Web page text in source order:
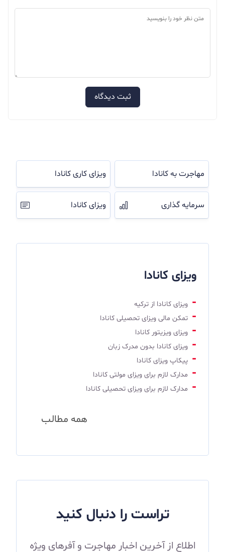
مهاجرت به کانادا ویزای کاری کانادا
سرمایه گذاری ویزای کانادا
ویزای کانادا
ویزای کانادا از ترکیه
تمکن مالی ویزای تحصیلی کانادا
ویزای ویزیتور کانادا
ویزای کانادا بدون مدرک زبان
پیکاپ ویزای کانادا
مدارک لازم برای ویزای مولتی کانادا
مدارک لازم برای ویزای تحصیلی کانادا
همه مطالب
تراست را دنبال کنید
اطلاع از آخرین اخبار مهاجرت و آفرهای ویژه
ثبت دیدگاه